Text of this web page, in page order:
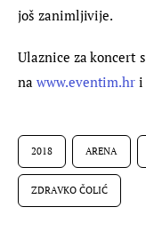
još zanimljivije.
Ulaznice za koncert
na www.eventim.hr i
2018 ARENA
ZDRAVKO ČOLIĆ